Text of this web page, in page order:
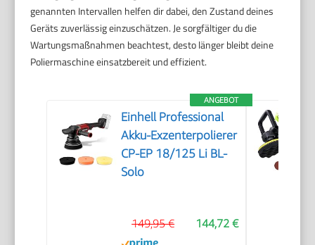
genannten Intervallen helfen dir dabei, den Zustand deines
Geräts zuverlässig einzuschätzen. Je sorgfältiger du die
Wartungsmaßnahmen beachtest, desto länger bleibt deine
Poliermaschine einsatzbereit und effizient.
ANGEBOT
Einhell Professional
Akku-Exzenterpolierer
CP-EP 18/125 Li BL-
Solo
144,72 €
149,95 €